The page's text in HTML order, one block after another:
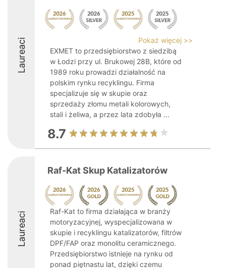
Laureaci
Pokaż więcej >>
EXMET to przedsiębiorstwo z siedzibą
w Łodzi przy ul. Brukowej 28B, które od
1989 roku prowadzi działalność na
polskim rynku recyklingu. Firma
specjalizuje się w skupie oraz
sprzedaży złomu metali kolorowych,
stali i żeliwa, a przez lata zdobyła ...
8.7
Laureaci
Raf-Kat Skup Katalizatorów
Raf-Kat to firma działająca w branży
motoryzacyjnej, wyspecjalizowana w
skupie i recyklingu katalizatorów, filtrów
DPF/FAP oraz monolitu ceramicznego.
Przedsiębiorstwo istnieje na rynku od
ponad piętnastu lat, dzięki czemu